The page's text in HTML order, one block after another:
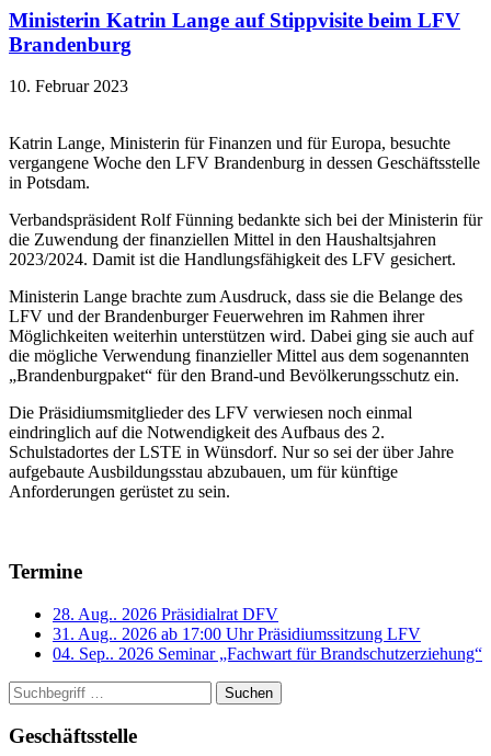
Ministerin Katrin Lange auf Stippvisite beim LFV
Brandenburg
10. Februar 2023
Katrin Lange, Ministerin für Finanzen und für Europa, besuchte
vergangene Woche den LFV Brandenburg in dessen Geschäftsstelle
in Potsdam.
Verbandspräsident Rolf Fünning bedankte sich bei der Ministerin für
die Zuwendung der finanziellen Mittel in den Haushaltsjahren
2023/2024. Damit ist die Handlungsfähigkeit des LFV gesichert.
Ministerin Lange brachte zum Ausdruck, dass sie die Belange des
LFV und der Brandenburger Feuerwehren im Rahmen ihrer
Möglichkeiten weiterhin unterstützen wird. Dabei ging sie auch auf
die mögliche Verwendung finanzieller Mittel aus dem sogenannten
„Brandenburgpaket“ für den Brand-und Bevölkerungsschutz ein.
Die Präsidiumsmitglieder des LFV verwiesen noch einmal
eindringlich auf die Notwendigkeit des Aufbaus des 2.
Schulstadortes der LSTE in Wünsdorf. Nur so sei der über Jahre
aufgebaute Ausbildungsstau abzubauen, um für künftige
Anforderungen gerüstet zu sein.
Termine
28. Aug.. 2026 Präsidialrat DFV
31. Aug.. 2026 ab 17:00 Uhr Präsidiumssitzung LFV
04. Sep.. 2026 Seminar „Fachwart für Brandschutzerziehung“
Suchen
Geschäftsstelle